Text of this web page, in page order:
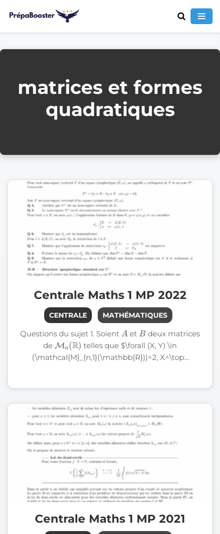
contenu
matrices et formes
quadratiques
Centrale Maths 1 MP 2022
CENTRALE MATHÉMATIQUES
Questions du sujet 1. Soient
A
et
B
deux matrices
de
M n (R)
telles que $\forall (X, Y) \in
(\mathcal{M}_{n,1}(\mathbb{R}))^2, X^\top...
Centrale Maths 1 MP 2021